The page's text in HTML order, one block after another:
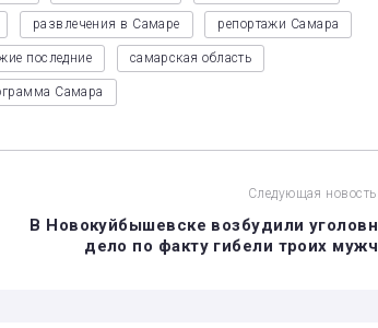
развлечения в Самаре репортажи Самара
последние самарская область
Самара
Следующая новость
В Новокуйбышевске возбудили
дело по факту гибели троих